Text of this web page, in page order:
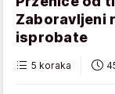
Zaboravljeni
isprobate
5 koraka